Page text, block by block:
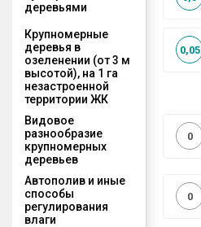
деревьями
Крупномерные
деревья в
озеленении (от 3 м
высотой), на 1 га
незастроенной
территории ЖК
0,05
Видовое
разнообразие
крупномерных
деревьев
0
Автополив и иные
способы
регулирования
влаги
0